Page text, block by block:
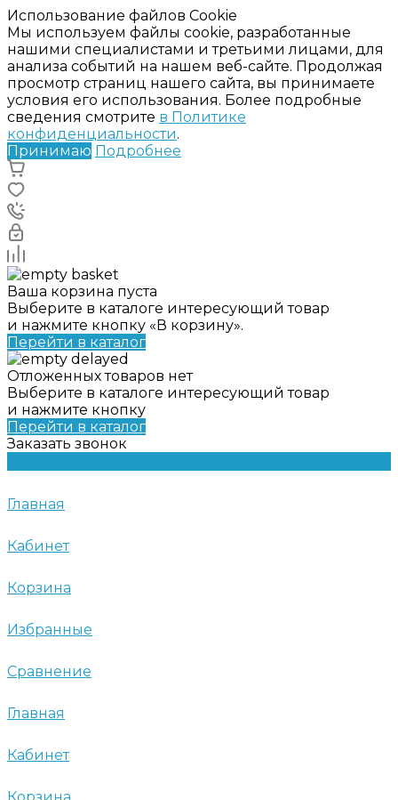
Использование файлов Cookie
Мы используем файлы cookie, разработанные
нашими специалистами и третьими лицами, для
анализа событий на нашем веб-сайте. Продолжая
просмотр страниц нашего сайта, вы принимаете
условия его использования. Более подробные
сведения смотрите в Политике
конфиденциальности.
Принимаю Подробнее
Ваша корзина пуста
Выберите в каталоге интересующий товар
и нажмите кнопку «В корзину».
Перейти в каталог
Отложенных товаров нет
Выберите в каталоге интересующий товар
и нажмите кнопку
Перейти в каталог
Заказать звонок
Главная
Кабинет
Корзина
Избранные
Сравнение
Главная
Кабинет